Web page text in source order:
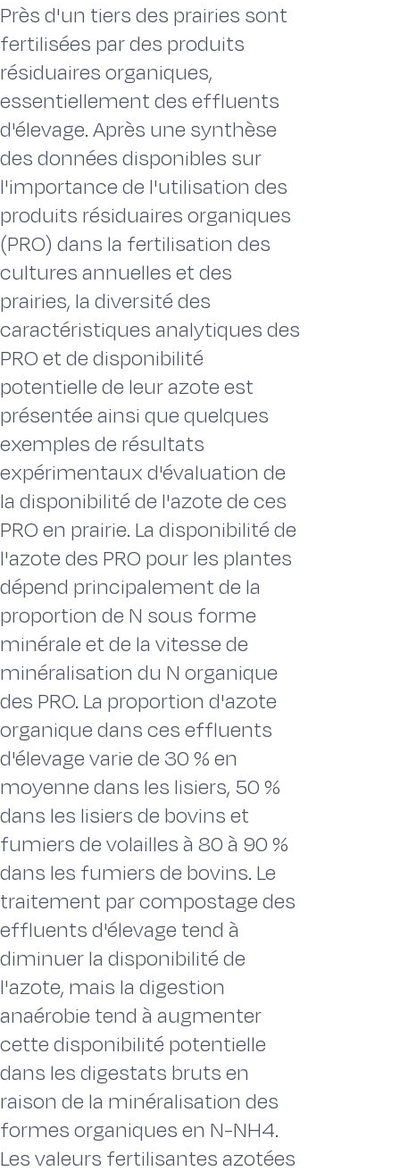
Près d'un tiers des prairies sont
fertilisées par des produits
résiduaires organiques,
essentiellement des effluents
d'élevage. Après une synthèse
des données disponibles sur
l'importance de l'utilisation des
produits résiduaires organiques
(PRO) dans la fertilisation des
cultures annuelles et des
prairies, la diversité des
caractéristiques analytiques des
PRO et de disponibilité
potentielle de leur azote est
présentée ainsi que quelques
exemples de résultats
expérimentaux d'évaluation de
la disponibilité de l'azote de ces
PRO en prairie. La disponibilité de
l'azote des PRO pour les plantes
dépend principalement de la
proportion de N sous forme
minérale et de la vitesse de
minéralisation du N organique
des PRO. La proportion d'azote
organique dans ces effluents
d'élevage varie de 30 % en
moyenne dans les lisiers, 50 %
dans les lisiers de bovins et
fumiers de volailles à 80 à 90 %
dans les fumiers de bovins. Le
traitement par compostage des
effluents d'élevage tend à
diminuer la disponibilité de
l'azote, mais la digestion
anaérobie tend à augmenter
cette disponibilité potentielle
dans les digestats bruts en
raison de la minéralisation des
formes organiques en N-NH4.
Les valeurs fertilisantes azotées